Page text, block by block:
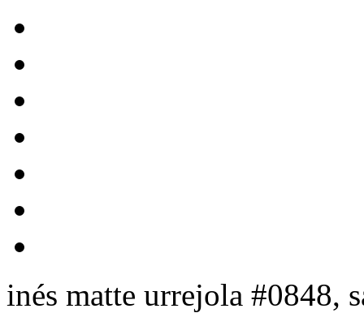
inés matte urrejola #0848,